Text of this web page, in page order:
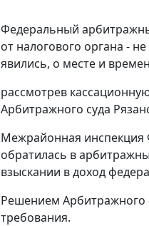
Федеральный
от налогового органа -
явились, о месте и
рассмотрев
Арбитражного суда
Межрайонная инспекция
обратилась в
взыскании в доход
Решением Арбитражного
требования.